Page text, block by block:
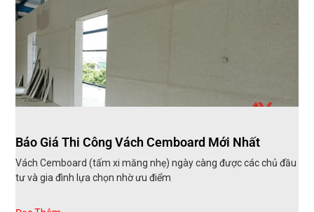
Báo Giá Thi Công Vách Cemboard Mới Nhất
Vách Cemboard (tấm xi măng nhẹ) ngày càng được các chủ đầu
tư và gia đình lựa chọn nhờ ưu điểm